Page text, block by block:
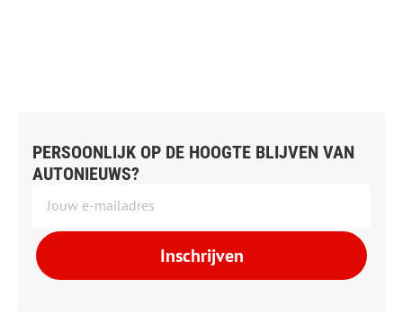
PERSOONLIJK OP DE HOOGTE BLIJVEN VAN
AUTONIEUWS?
Inschrijven